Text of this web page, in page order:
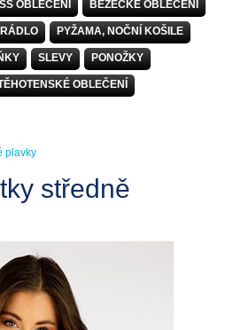
OBLEČENÍ BĚŽECKÉ OBLEČENÍ
PYŽAMA, NOČNÍ KOŠILE
SLEVY PONOŽKY
OBLEČENÍ
plavky
středně